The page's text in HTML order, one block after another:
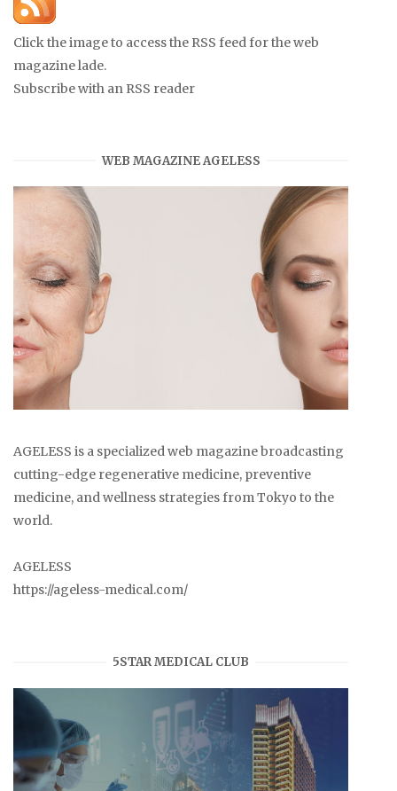
Click the image to access the RSS feed for the web
magazine lade.
Subscribe with an RSS reader
WEB MAGAZINE AGELESS
AGELESS is a specialized web magazine broadcasting
cutting-edge regenerative medicine, preventive
medicine, and wellness strategies from Tokyo to the
world.
AGELESS
https://ageless-medical.com/
5STAR MEDICAL CLUB